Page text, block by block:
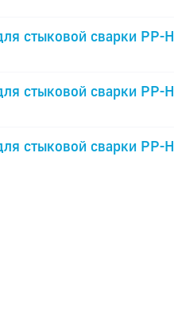
стыковой сварки PP-H
стыковой сварки PP-H
стыковой сварки PP-H